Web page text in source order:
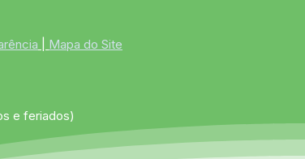
Mapa do Site
e feriados)